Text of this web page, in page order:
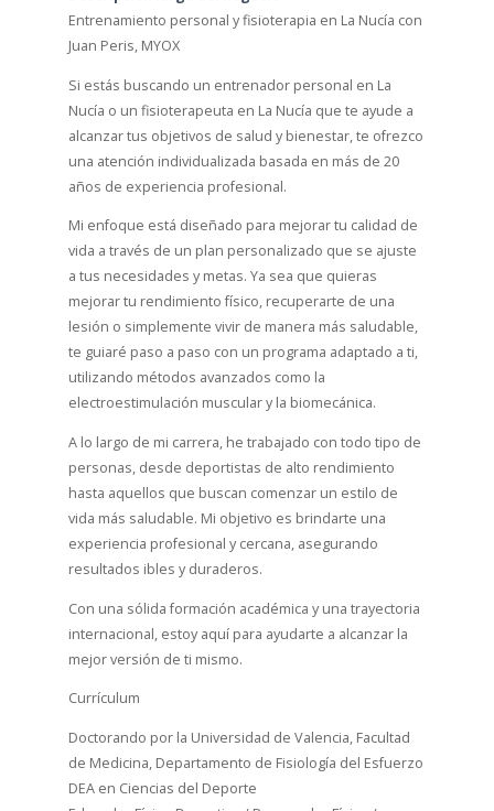
Entrenamiento personal y fisioterapia en La Nucía con
Juan Peris, MYOX
Si estás buscando un entrenador personal en La
Nucía o un fisioterapeuta en La Nucía que te ayude a
alcanzar tus objetivos de salud y bienestar, te ofrezco
una atención individualizada basada en más de 20
años de experiencia profesional.
Mi enfoque está diseñado para mejorar tu calidad de
vida a través de un plan personalizado que se ajuste
a tus necesidades y metas. Ya sea que quieras
mejorar tu rendimiento físico, recuperarte de una
lesión o simplemente vivir de manera más saludable,
te guiaré paso a paso con un programa adaptado a ti,
utilizando métodos avanzados como la
electroestimulación muscular y la biomecánica.
A lo largo de mi carrera, he trabajado con todo tipo de
personas, desde deportistas de alto rendimiento
hasta aquellos que buscan comenzar un estilo de
vida más saludable. Mi objetivo es brindarte una
experiencia profesional y cercana, asegurando
resultados ibles y duraderos.
Con una sólida formación académica y una trayectoria
internacional, estoy aquí para ayudarte a alcanzar la
mejor versión de ti mismo.
Currículum
Doctorando por la Universidad de Valencia, Facultad
de Medicina, Departamento de Fisiología del Esfuerzo
DEA en Ciencias del Deporte